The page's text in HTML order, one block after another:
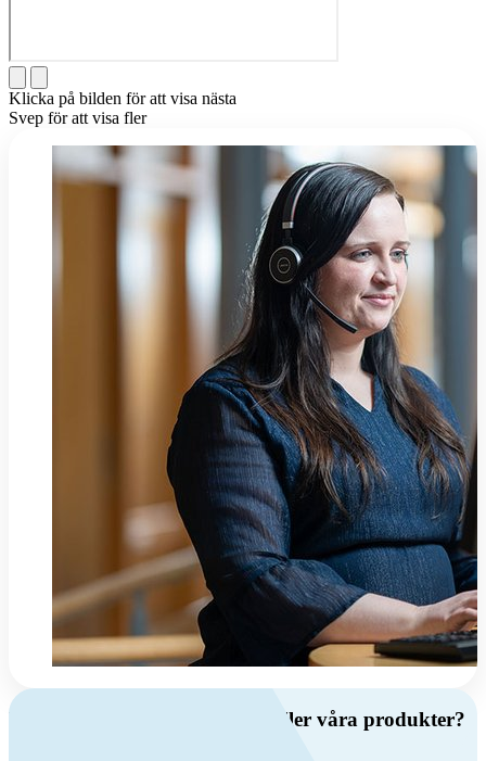
Klicka på bilden för att visa nästa
Svep för att visa fler
Har du frågor om ventilation eller våra produkter?